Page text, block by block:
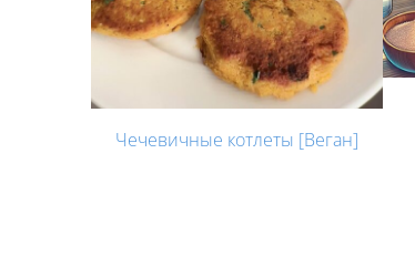
Чечевичные котлеты [Веган]